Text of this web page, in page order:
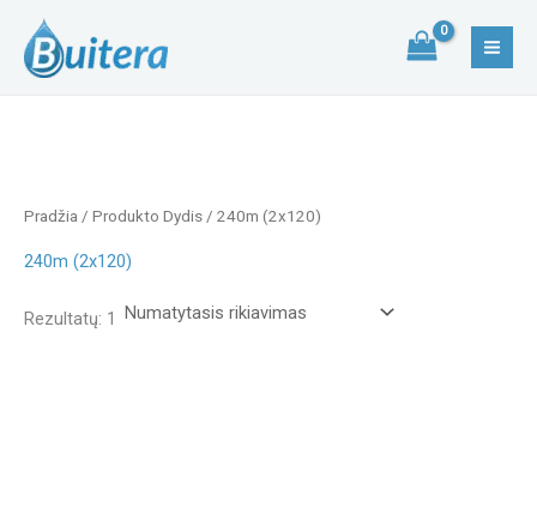
Pereiti
prie
turinio
Pradžia / Produkto Dydis / 240m (2x120)
240m (2x120)
Rezultatų: 1